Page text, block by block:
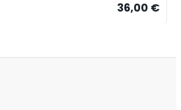
36,00 €